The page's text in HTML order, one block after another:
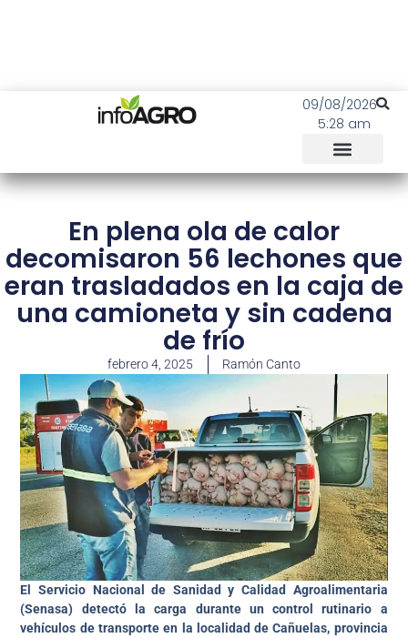
09/08/2026
5:28 am
En plena ola de calor
decomisaron 56 lechones que
eran trasladados en la caja de
una camioneta y sin cadena
de frío
febrero 4, 2025 Ramón Canto
El Servicio Nacional de Sanidad y Calidad Agroalimentaria
(Senasa) detectó la carga durante un control rutinario a
vehículos de transporte en la localidad de Cañuelas, provincia